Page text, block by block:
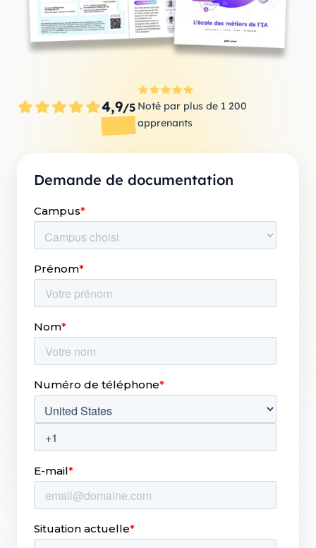
4,9/5 Noté par plus de 1 200
apprenants
Demande de documentation